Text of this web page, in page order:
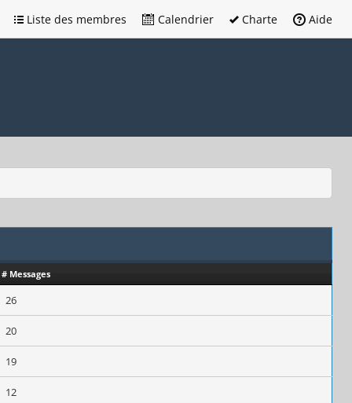
Liste des membres Calendrier Charte Aide
# Messages
26
20
19
12